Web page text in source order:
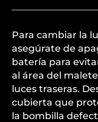
Para cambiar la
asegúrate de
batería para
al área del
luces traseras.
cubierta que
la bombilla